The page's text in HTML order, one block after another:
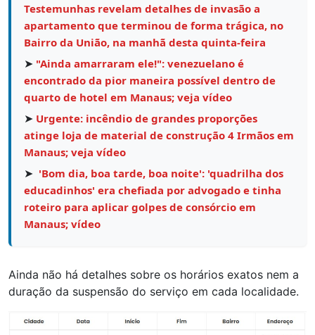
Testemunhas revelam detalhes de invasão a
apartamento que terminou de forma trágica, no
Bairro da União, na manhã desta quinta-feira
➤ "Ainda amarraram ele!": venezuelano é
encontrado da pior maneira possível dentro de
quarto de hotel em Manaus; veja vídeo
➤ Urgente: incêndio de grandes proporções
atinge loja de material de construção 4 Irmãos em
Manaus; veja vídeo
➤ 'Bom dia, boa tarde, boa noite': 'quadrilha dos
educadinhos' era chefiada por advogado e tinha
roteiro para aplicar golpes de consórcio em
Manaus; vídeo
Ainda não há detalhes sobre os horários exatos nem a
duração da suspensão do serviço em cada localidade.